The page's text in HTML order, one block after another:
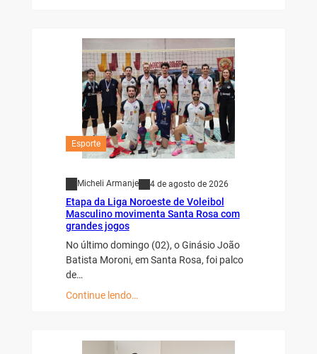
Esporte
Micheli Armanje 4 de agosto de 2026
Etapa da Liga Noroeste de Voleibol
Masculino movimenta Santa Rosa com
grandes jogos
No último domingo (02), o Ginásio João
Batista Moroni, em Santa Rosa, foi palco
de…
Continue lendo…